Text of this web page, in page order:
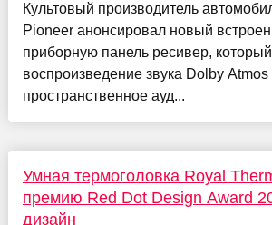
Культовый производитель
Pioneer анонсировал новый
приборную панель ресивер,
воспроизведение звука Dolby Atmos
пространственное ауд...
Умная термоголовка Royal
премию Red Dot Design Award
дизайн